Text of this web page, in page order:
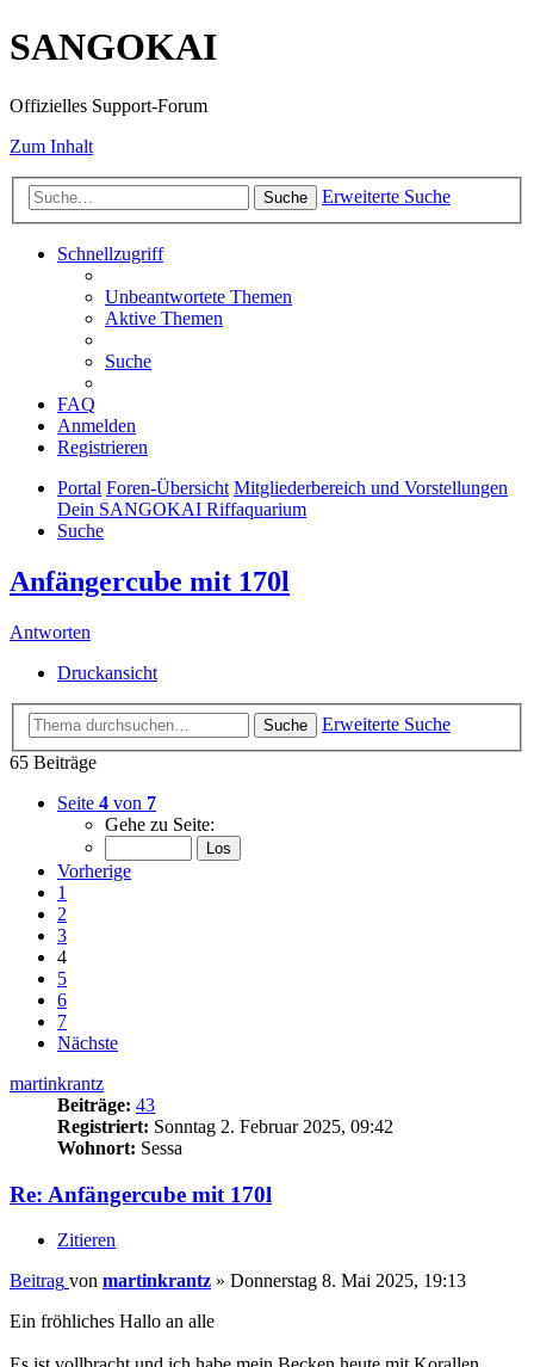
SANGOKAI
Offizielles Support-Forum
Zum Inhalt
Suche Erweiterte Suche
Schnellzugriff
Unbeantwortete Themen
Aktive Themen
Suche
FAQ
Anmelden
Registrieren
Portal Foren-Übersicht Mitgliederbereich und Vorstellungen
Dein SANGOKAI Riffaquarium
Suche
Anfängercube mit 170l
Antworten
Druckansicht
Suche
Erweiterte Suche
65 Beiträge
Seite 4 von 7
Gehe zu Seite:
Vorherige
1
2
3
4
5
6
7
Nächste
martinkrantz
Beiträge: 43
Registriert: Sonntag 2. Februar 2025, 09:42
Wohnort: Sessa
Re: Anfängercube mit 170l
Zitieren
Beitrag von martinkrantz » Donnerstag 8. Mai 2025, 19:13
Ein fröhliches Hallo an alle